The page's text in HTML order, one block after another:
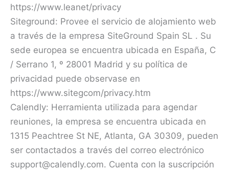
https://www.leanet/privacy
Siteground: Provee el servicio de alojamiento web
a través de la empresa SiteGround Spain SL . Su
sede europea se encuentra ubicada en España, C
/ Serrano 1, º 28001 Madrid y su política de
privacidad puede observase en
https://www.sitegcom/privacy.htm
Calendly: Herramienta utilizada para agendar
reuniones, la empresa se encuentra ubicada en
1315 Peachtree St NE, Atlanta, GA 30309, pueden
ser contactados a través del correo electrónico
support@calendly.com. Cuenta con la suscripción